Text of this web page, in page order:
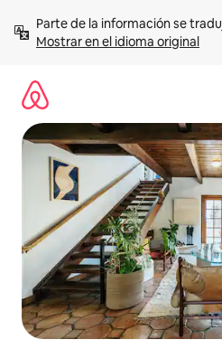
contenidoMostrar en el idioma original